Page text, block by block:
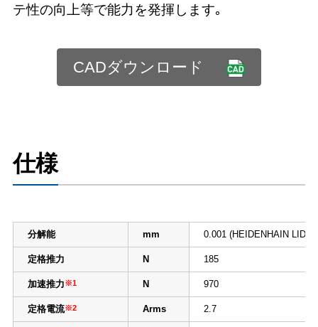
テ性の向上等で能力を発揮します｡
CADダウンロード
仕様
分解能 mm 0.001 (HEIDENHAIN
定格推力 N 185
加速推力※1 N 970
定格電流※2 Arms 2.7